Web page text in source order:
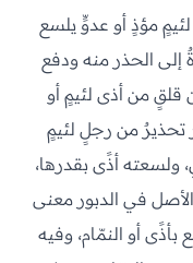
مؤذٍ أو عدوٍّ يلسع
إلى الحذر منه ودفع
من أذى لئيمٍ أو
تحذيرٌ من رجلٍ لئيمٍ
ولسعته أذًى بقدرها،
في الدبور معنى
بأذًى أو النمّام، وفيه